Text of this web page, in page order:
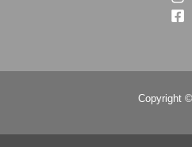
Copyright